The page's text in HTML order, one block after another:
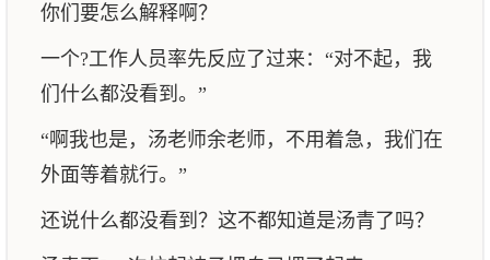
你们要怎么解释啊？
一个?工作人员率先反应了过来：“对不起，我
们什么都没看到。”
“啊我也是，汤老师余老师，不用着急，我们在
外面等着就行。”
还说什么都没看到？这不都知道是汤青了吗？